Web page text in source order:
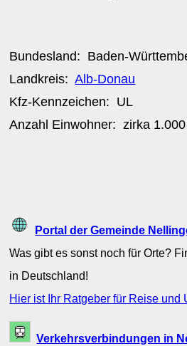
Bundesland: Baden-
Landkreis:Alb-Donau
Kfz-Kennzeichen: UL
Anzahl Einwohner: zirka 1.000
Portal der Gemeinde
Was gibt es sonst noch für Orte?
in Deutschland!
Hier ist Ihr Ratgeber für Reise und
Verkehrsverbindungen in